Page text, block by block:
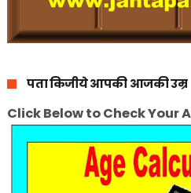
पता किजीये आपकी आजकी उम्र
Click Below to Check Your